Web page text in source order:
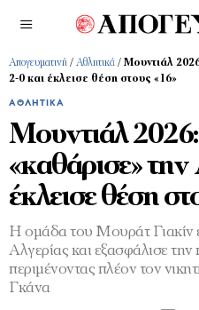
Απογευματινή / Αθλητικά / Μουντιάλ
2-0 και έκλεισε θέση στους «16»
ΑΘΛΗΤΙΚΆ
Μουντιάλ
«καθάρισε» την
έκλεισε θέση
Η ομάδα του Μουράτ Γιακίν
Αλγερίας και εξασφάλισε
περιμένοντας πλέον τον
Γκάνα